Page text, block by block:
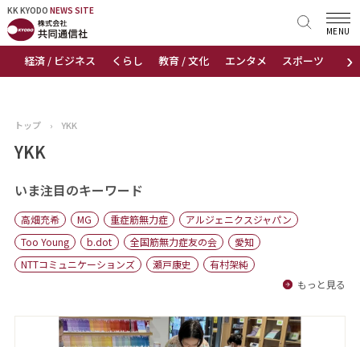
KK KYODO NEWS SITE
›
経済 / ビジネス くらし 教育 / 文化 エンタメ スポーツ 地域
MENU
KK KYODONEWS SITE
トップページ
ニュース
おすすめコンテンツ
出版物
会社概要
トップ › YKK
YKK
いま注目のキーワード
高畑充希 MG 重症筋無力症
アルジェニクスジャパン
Too Young
b.dot 全国筋無力症友の会
愛知
NTTコミュニケーションズ
瀬戸康史
有村架純
もっと見る